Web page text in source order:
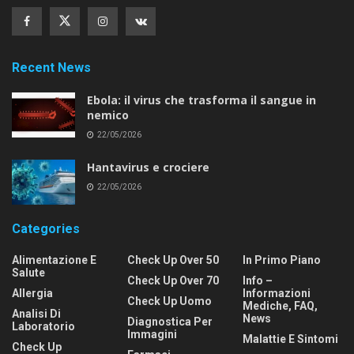
Recent News
Ebola: il virus che trasforma il sangue in
nemico
22/05/2026
Hantavirus e crociere
22/05/2026
Categories
Alimentazione E
Salute
Allergia
Analisi Di
Laboratorio
Check Up
Check Up Over 50
Check Up Over 70
Check Up Uomo
Diagnostica Per
Immagini
In Primo Piano
Info –
Informazioni
Mediche, FAQ,
News
Malattie E Sintomi